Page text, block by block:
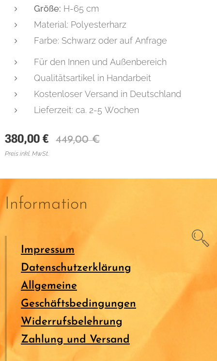
Größe: H-65 cm
Material: Polyesterharz
Farbe: Schwarz oder auf Anfrage
Für den Innen und Außenbereich
Qualitätsartikel in Handarbeit
Kostenloser Versand in Deutschland
Lieferzeit: ca. 2-5 Wochen
380,00 € 449,00€
Preis inkl. MwSt.
Information
Impressum
Datenschutzerklärung
Allgemeine
Geschäftsbedingungen
Widerrufsbelehrung
Zahlung und Versand